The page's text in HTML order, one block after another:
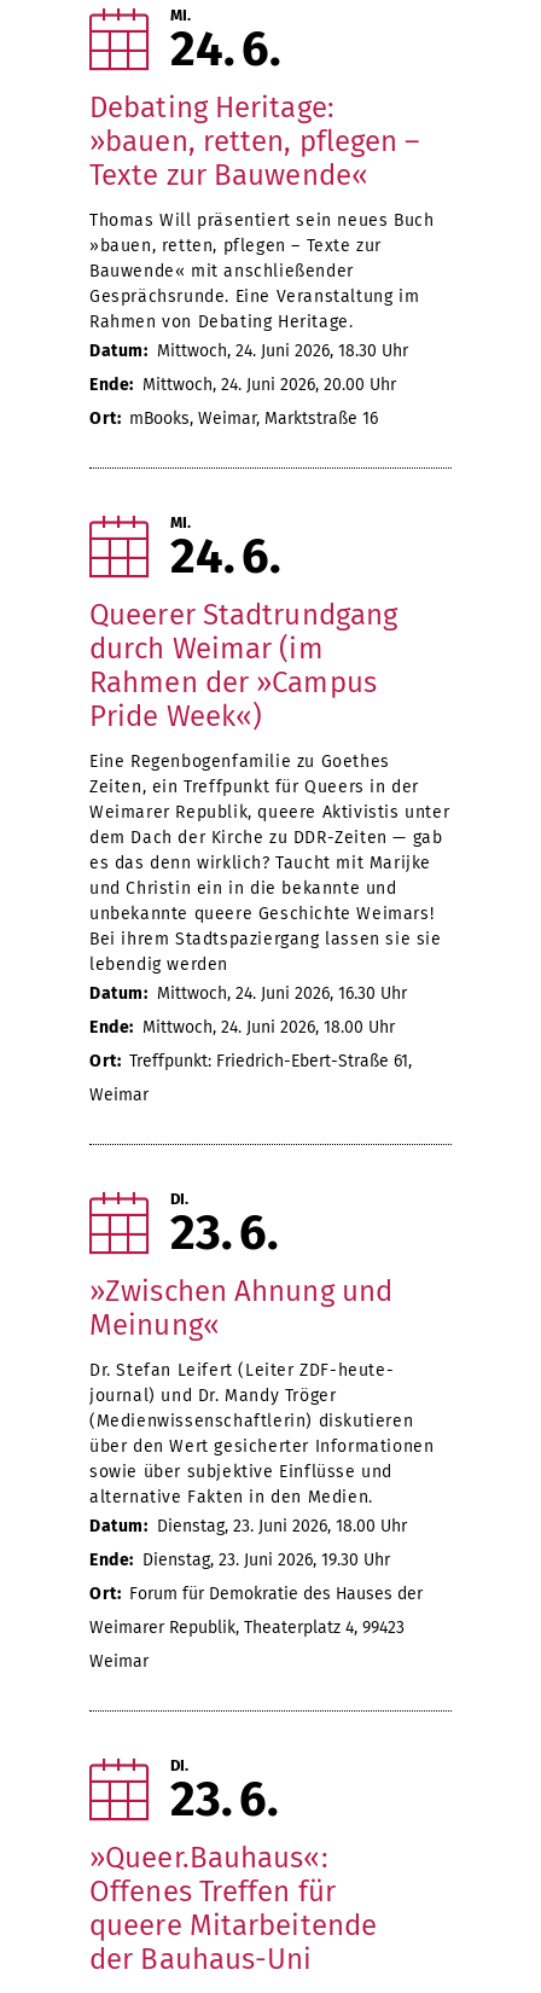
MI.
24 6
Debating Heritage:
»bauen, retten, pflegen –
Texte zur Bauwende«
Thomas Will präsentiert sein neues Buch
»bauen, retten, pflegen – Texte zur
Bauwende« mit anschließender
Gesprächsrunde. Eine Veranstaltung im
Rahmen von Debating Heritage.
Datum: Mittwoch, 24. Juni 2026, 18.30 Uhr
Ende: Mittwoch, 24. Juni 2026, 20.00 Uhr
Ort: mBooks, Weimar, Marktstraße 16
MI.
24 6
Queerer Stadtrundgang
durch Weimar (im
Rahmen der »Campus
Pride Week«)
Eine Regenbogenfamilie zu Goethes
Zeiten, ein Treffpunkt für Queers in der
Weimarer Republik, queere Aktivistis unter
dem Dach der Kirche zu DDR-Zeiten — gab
es das denn wirklich? Taucht mit Marijke
und Christin ein in die bekannte und
unbekannte queere Geschichte Weimars!
Bei ihrem Stadtspaziergang lassen sie sie
lebendig werden
Datum: Mittwoch, 24. Juni 2026, 16.30 Uhr
Ende: Mittwoch, 24. Juni 2026, 18.00 Uhr
Ort: Treffpunkt: Friedrich-Ebert-Straße 61,
Weimar
DI.
23 6
»Zwischen Ahnung und
Meinung«
Dr. Stefan Leifert (Leiter ZDF-heute-
journal) und Dr. Mandy Tröger
(Medienwissenschaftlerin) diskutieren
über den Wert gesicherter Informationen
sowie über subjektive Einflüsse und
alternative Fakten in den Medien.
Datum: Dienstag, 23. Juni 2026, 18.00 Uhr
Ende: Dienstag, 23. Juni 2026, 19.30 Uhr
Ort: Forum für Demokratie des Hauses der
Weimarer Republik, Theaterplatz 4, 99423
Weimar
DI.
23 6
»Queer.Bauhaus«:
Offenes Treffen für
queere Mitarbeitende
der Bauhaus-Uni